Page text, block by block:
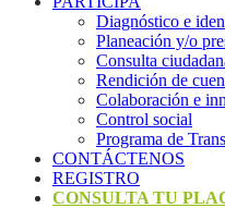
Diagnóstico e
Planeación y/o
Consulta
Rendición de
Colaboración e
Control social
Programa de
CONTÁCTENOS
REGISTRO
CONSULTA TU